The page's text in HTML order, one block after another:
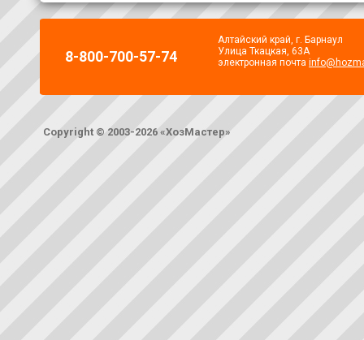
8-800-700-57-74
Алтайский край, г. Барнаул
Улица Ткацкая, 63А
электронная почта
Copyright © 2003-2026 «ХозМастер»